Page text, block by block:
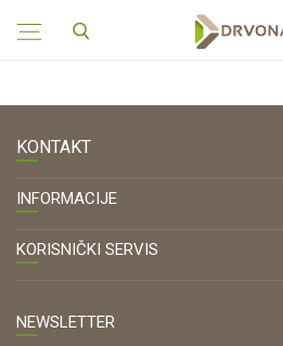
KONTAKT
DRVONA D.O.O.
Antuna Mihanovića 7,
47000 Karlovac
OIB:
INFORMACIJE
O nama
KORISNIČKI SERVIS
Zaštita privatnosti i osobnih podataka
NEWSLETTER